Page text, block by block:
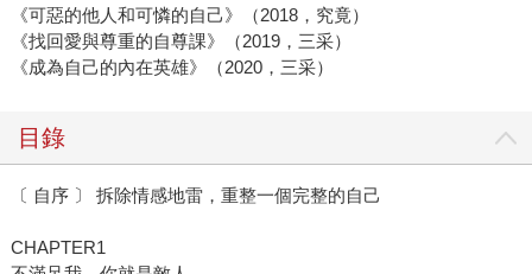
《可惡的他人和可憐的自己》（2018，究竟）
《找回愛與尊重的自尊課》（2019，三采）
《成為自己的內在英雄》（2020，三采）
目錄
〔 自序 〕 拆除情感地雷，重整一個完整的自己
CHAPTER1